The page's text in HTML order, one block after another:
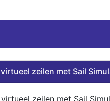
zeilen met Sail
zeilen met Sail